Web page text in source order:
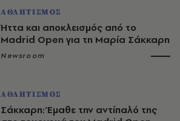
ΑΘΛΗΤΙΣΜΟΣ
Ήττα και αποκλεισμός από το
Madrid Open για τη Μαρία Σάκκαρη
Newsroom
ΑΘΛΗΤΙΣΜΟΣ
Σάκκαρη: Έμαθε την αντίπαλό της